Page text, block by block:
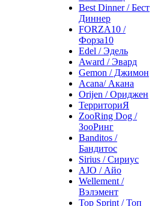
Best Dinner / Бест
Диннер
FORZA10 /
Форза10
Edel / Эдель
Award / Эвард
Gemon / Джимон
Acana/ Акана
Orijen / Ориджен
ТерриториЯ
ZooRing Dog /
ЗооРинг
Banditos /
Бандитос
Sirius / Сириус
AJO / Айо
Wellement /
Вэлэмент
Top Sprint / Топ